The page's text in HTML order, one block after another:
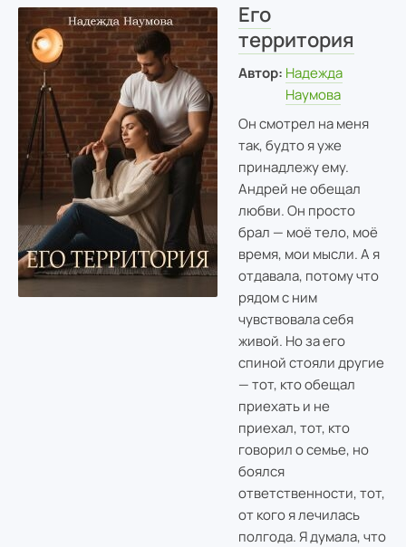
Его
территория
Автор: Надежда
Наумова
Он смотрел на меня
так, будто я уже
принадлежу ему.
Андрей не обещал
любви. Он просто
брал — моё тело, моё
время, мои мысли. А я
отдавала, потому что
рядом с ним
чувствовала себя
живой. Но за его
спиной стояли другие
— тот, кто обещал
приехать и не
приехал, тот, кто
говорил о семье, но
боялся
ответственности, тот,
от кого я лечилась
полгода. Я думала, что